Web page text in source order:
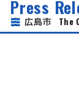
Press
広島市 The